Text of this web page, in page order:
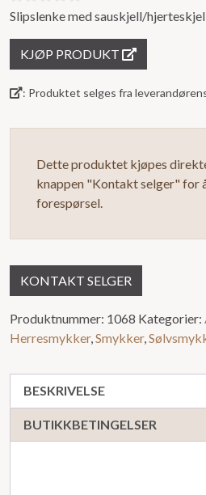
0
Slipslenke med sauskjell/
KJØP PRODUKT
: Produktet selges fra
Dette produktet kjøpes
knappen "Kontakt selger" for
forespørsel.
KONTAKT SELGER
Produktnummer: 1068 Kategorier:
Herresmykker, Smykker,
BESKRIVELSE
BUTIKKBETINGELSER